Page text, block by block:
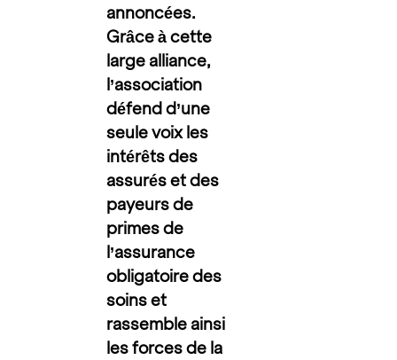
annoncées.
Grâce à cette
large alliance,
l’association
défend d’une
seule voix les
intérêts des
assurés et des
payeurs de
primes de
l’assurance
obligatoire des
soins et
rassemble ainsi
les forces de la